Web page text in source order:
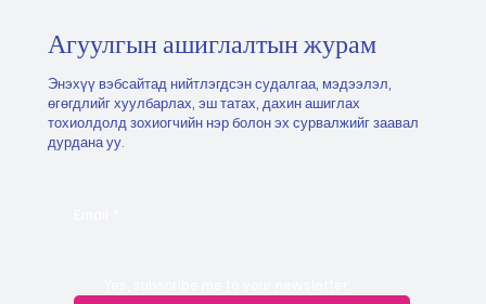
Агуулгын ашиглалтын журам
Энэхүү вэбсайтад нийтлэгдсэн судалгаа, мэдээлэл,
өгөгдлийг хуулбарлах, эш татах, дахин ашиглах
тохиолдолд зохиогчийн нэр болон эх сурвалжийг заавал
дурдана уу.